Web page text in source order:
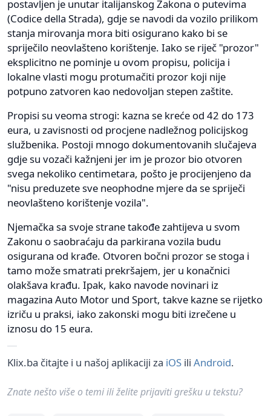
postavljen je unutar italijanskog Zakona o putevima
(Codice della Strada), gdje se navodi da vozilo prilikom
stanja mirovanja mora biti osigurano kako bi se
spriječilo neovlašteno korištenje. Iako se riječ "prozor"
eksplicitno ne pominje u ovom propisu, policija i
lokalne vlasti mogu protumačiti prozor koji nije
potpuno zatvoren kao nedovoljan stepen zaštite.
Propisi su veoma strogi: kazna se kreće od 42 do 173
eura, u zavisnosti od procjene nadležnog policijskog
službenika. Postoji mnogo dokumentovanih slučajeva
gdje su vozači kažnjeni jer im je prozor bio otvoren
svega nekoliko centimetara, pošto je procijenjeno da
"nisu preduzete sve neophodne mjere da se spriječi
neovlašteno korištenje vozila".
Njemačka sa svoje strane takođe zahtijeva u svom
Zakonu o saobraćaju da parkirana vozila budu
osigurana od krađe. Otvoren bočni prozor se stoga i
tamo može smatrati prekršajem, jer u konačnici
olakšava krađu. Ipak, kako navode novinari iz
magazina Auto Motor und Sport, takve kazne se rijetko
izriču u praksi, iako zakonski mogu biti izrečene u
iznosu do 15 eura.
Klix.ba čitajte i u našoj aplikaciji za iOS ili Android.
Znate nešto više o temi ili želite prijaviti grešku u tekstu?